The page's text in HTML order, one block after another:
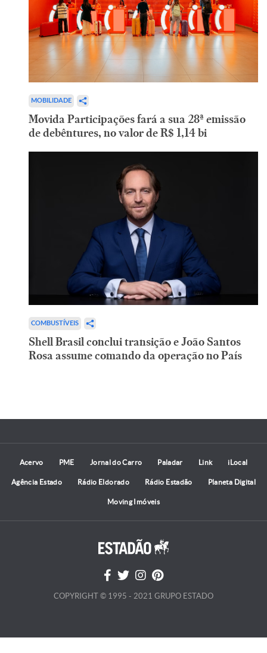
MOBILIDADE
Movida Participações fará a sua 28ª emissão
de debêntures, no valor de R$ 1,14 bi
COMBUSTÍVEIS
Shell Brasil conclui transição e João Santos
Rosa assume comando da operação no País
Acervo PME Jornal do Carro Paladar Link iLocal
Agência Estado Rádio Eldorado Rádio Estadão Planeta Digital
Moving Imóveis
COPYRIGHT © 1995 - 2021 GRUPO ESTADO